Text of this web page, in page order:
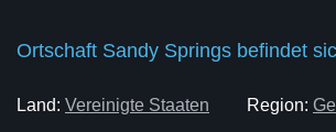
Ortschaft Sandy Springs befindet
Land: Vereinigte Staaten Region: